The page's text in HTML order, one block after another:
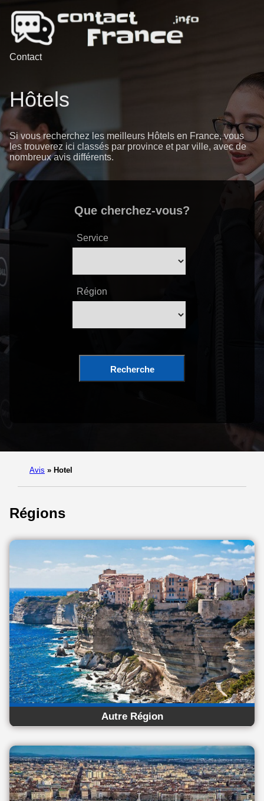
Contact
Hôtels
Si vous recherchez les meilleurs Hôtels en France, vous
les trouverez ici classés par province et par ville, avec de
nombreux avis différents.
Que cherchez-vous?
Service
Région
Recherche
Avis » Hotel
Régions
Autre Région